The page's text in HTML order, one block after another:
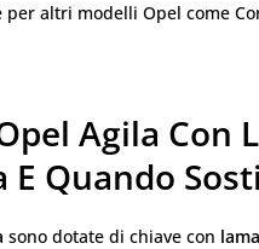
altri modelli Opel come
Agila Con
E Quando
sono dotate di chiave con